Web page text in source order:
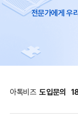
전문가에게 우
아톡비즈 도입문의